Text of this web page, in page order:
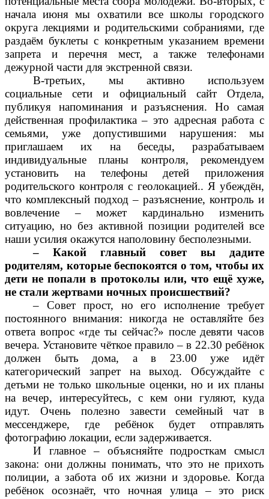
начала июня мы охватили все школы городского
округа лекциями и родительскими собраниями, где
раздаём буклеты с конкретным указанием времени
запрета и перечня мест, а также телефонами
дежурной части для экстренной связи.
В-третьих, мы активно используем
социальные сети и официальный сайт Отдела,
публикуя напоминания и разъяснения. Но самая
действенная профилактика – это адресная работа с
семьями, уже допустившими нарушения: мы
приглашаем их на беседы, разрабатываем
индивидуальные планы контроля, рекомендуем
установить на телефоны детей приложения
родительского контроля с геолокацией.. Я убеждён,
что комплексный подход – разъяснение, контроль и
вовлечение – может кардинально изменить
ситуацию, но без активной позиции родителей все
наши усилия окажутся наполовину бесполезными.
– Какой главный совет вы дадите
родителям, которые беспокоятся о том, чтобы их
дети не попали в протоколы или, что ещё хуже,
не стали жертвами ночных происшествий?
– Совет прост, но его исполнение требует
постоянного внимания: никогда не оставляйте без
ответа вопрос «где ты сейчас?» после девяти часов
вечера. Установите чёткое правило – в 22.30 ребёнок
должен быть дома, а в 23.00 уже идёт
категорический запрет на выход. Обсуждайте с
детьми не только школьные оценки, но и их планы
на вечер, интересуйтесь, с кем они гуляют, куда
идут. Очень полезно завести семейный чат в
мессенджере, где ребёнок будет отправлять
фотографию локации, если задерживается.
И главное – объясняйте подросткам смысл
закона: они должны понимать, что это не прихоть
полиции, а забота об их жизни и здоровье. Когда
ребёнок осознаёт, что ночная улица – это риск